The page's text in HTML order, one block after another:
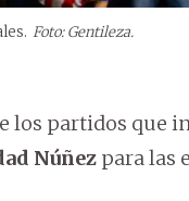
Foto: Gentileza.
los partidos que
Núñez para las